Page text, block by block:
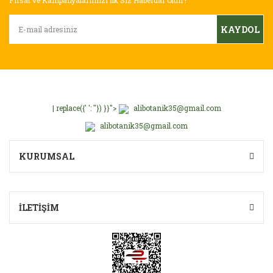
Bu ürüne benzer farklı alternatifler olmalı.
KAYDOL
| replace({' ': ''}) }}">
alibotanik35@gmail.com
alibotanik35@gmail.com
KURUMSAL
İLETİŞİM